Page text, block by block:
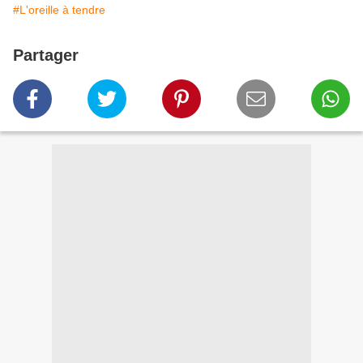
#L'oreille à tendre
Partager